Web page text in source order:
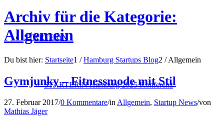
STARTERiN
STARTERiN Hamburg 2025 Konferenz
Archiv für die Kategorie:
Allgemein
Du bist hier: Startseite1 / Hamburg Startups Blog2 / Allgemein
Gymjunky – Fitnessmode mit Stil
27. Februar 2017/0 Kommentare/in Allgemein, Startup News/von
Mathias Jäger